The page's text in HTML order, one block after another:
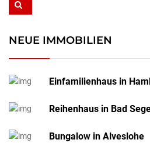
NEUE IMMOBILIEN
Einfamilienhaus in
Reihenhaus in Bad
Bungalow in Alveslohe